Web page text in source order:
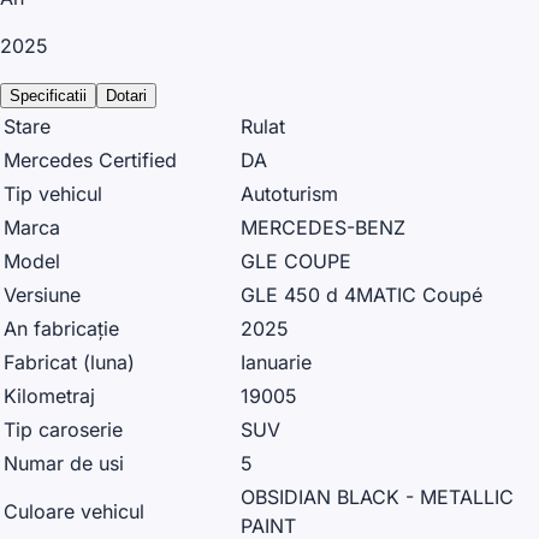
2025
Specificatii Dotari
Stare
Rulat
Mercedes Certified
DA
Tip vehicul
Autoturism
Marca
MERCEDES-BENZ
Model
GLE COUPE
Versiune
GLE 450 d 4MATIC Coupé
An fabricație
2025
Fabricat (luna)
Ianuarie
Kilometraj
19005
Tip caroserie
SUV
Numar de usi
5
Culoare vehicul
OBSIDIAN BLACK - METALLIC
PAINT